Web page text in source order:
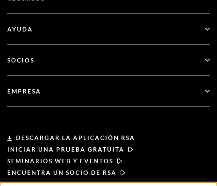
Autenticación multifactor
Servicios financieros
Blog
Documentación
AYUDA
Atención al cliente
SOCIOS
Hágase socio
EMPRESA
Liderazgo
Noticias y prensa
Recursos
DESCARGAR LA APLICACIÓN RSA
INICIAR UNA PRUEBA GRATUITA
SEMINARIOS WEB Y EVENTOS
ENCUENTRA UN SOCIO DE RSA